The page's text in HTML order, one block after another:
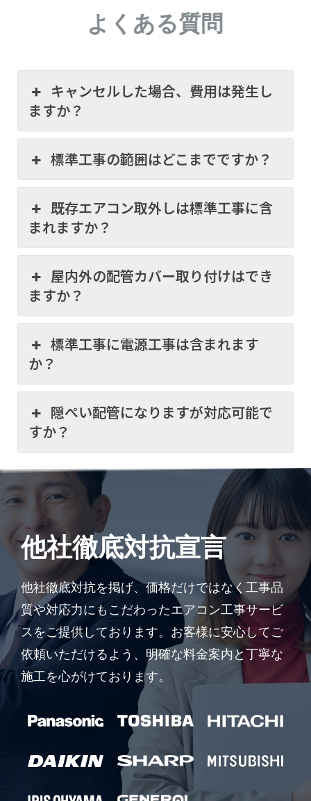
よくある質問
キャンセルした場合、費用は発生し
ますか？
標準工事の範囲はどこまでですか？
既存エアコン取外しは標準工事に含
まれますか？
屋内外の配管カバー取り付けはでき
ますか？
標準工事に電源工事は含まれます
か？
隠ぺい配管になりますが対応可能で
すか？
他社徹底対抗宣言
他社徹底対抗を掲げ、価格だけではなく工事品
質や対応力にもこだわったエアコン工事サービ
スをご提供しております。お客様に安心してご
依頼いただけるよう、明確な料金案内と丁寧な
施工を心がけております。